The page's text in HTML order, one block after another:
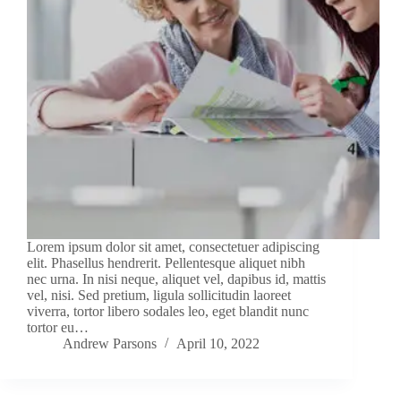
Lorem ipsum dolor sit amet, consectetuer adipiscing
elit. Phasellus hendrerit. Pellentesque aliquet nibh
nec urna. In nisi neque, aliquet vel, dapibus id, mattis
vel, nisi. Sed pretium, ligula sollicitudin laoreet
viverra, tortor libero sodales leo, eget blandit nunc
tortor eu…
Andrew Parsons
April 10, 2022